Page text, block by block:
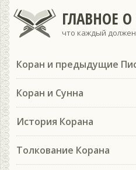
ГЛАВНОЕ
что каждый
Коран и предыдущие
Коран и Сунна
История Корана
Толкование Корана